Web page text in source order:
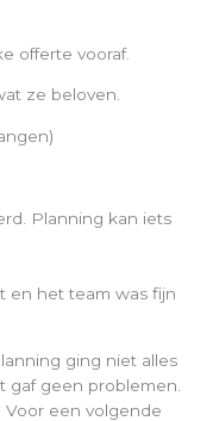
offerte vooraf.
ze beloven.
Planning kan iets
en het team was fijn
ging niet alles
gaf geen problemen.
Voor een volgende